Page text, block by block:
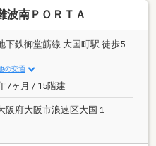
波南ＰＯＲＴＡ
下鉄御堂筋線 大国町駅 徒歩5
の交通
7ヶ月 / 15階建
阪府大阪市浪速区大国１